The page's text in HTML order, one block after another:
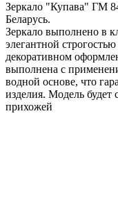
Зеркало "Купава" ГМ
Беларусь.
Зеркало выполнено в
элегантной
декоративном
выполнена с
водной основе, что
изделия. Модель будет
прихожей